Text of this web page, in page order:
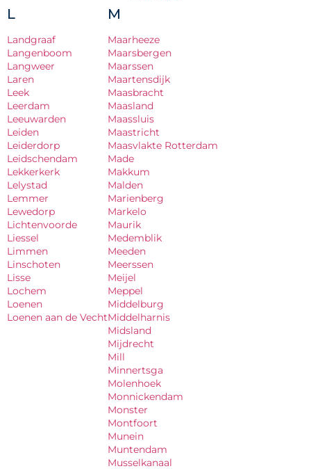
L
Landgraaf
Langenboom
Langweer
Laren
Leek
Leerdam
Leeuwarden
Leiden
Leiderdorp
Leidschendam
Lekkerkerk
Lelystad
Lemmer
Lewedorp
Lichtenvoorde
Liessel
Limmen
Linschoten
Lisse
Lochem
Loenen
Loenen aan de Vecht
M
Maarheeze
Maarsbergen
Maarssen
Maartensdijk
Maasbracht
Maasland
Maassluis
Maastricht
Maasvlakte Rotterdam
Made
Makkum
Malden
Marienberg
Markelo
Maurik
Medemblik
Meeden
Meerssen
Meijel
Meppel
Middelburg
Middelharnis
Midsland
Mijdrecht
Mill
Minnertsga
Molenhoek
Monnickendam
Monster
Montfoort
Munein
Muntendam
Musselkanaal